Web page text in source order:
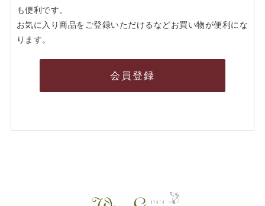
も便利です。
お気に入り商品をご登録いただけるなどお買い物が便利にな
ります。
会員登録